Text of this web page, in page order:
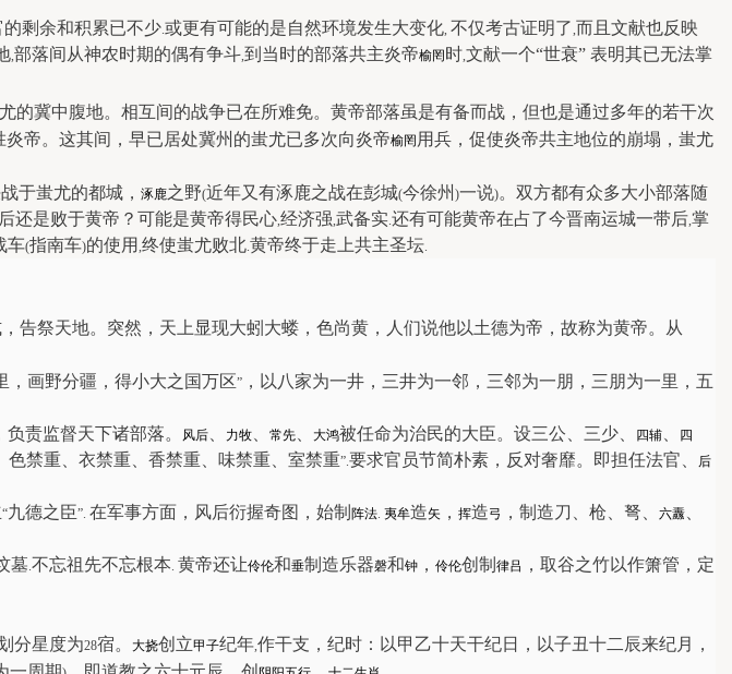
的剩余和积累已不少.或更有可能的是自然环境发生大变化, 不仅考古证明了,而且文献也反映
,部落间从神农时期的偶有争斗,到当时的部落共主炎帝榆罔 时,文献一个“世衰” 表明其已无法掌
的冀中腹地。相互间的战争已在所难免。黄帝部落虽是有备而战，但也是通过多年的若干次
帝。这其间，早已居处冀州的蚩尤已多次向炎帝榆罔 用兵，促使炎帝共主地位的崩塌，蚩尤
于蚩尤的都城， 涿鹿之野(近年又有涿鹿之战在彭城(今徐州 )一说)。双方都有众多大小部落随
还是败于黄帝？可能是黄帝得民心,经济强,武备实.还有可能黄帝在占了今晋南运城一带后,掌
车(指南车)的使用 ,终使蚩尤败北.黄帝终于走上共主圣坛.
告祭天地。突然，天上显现大蚓大蝼，色尚黄，人们说他以土德为帝，故称为黄帝。从
，画野分疆，得小大之国万区” ，以八家为一井，三井为一邻，三邻为一朋，三朋为一里，五
责监督天下诸部落。 风后 力牧 常先 大鸿被任命为治民的大臣。设三公、三少、 四辅
四
色禁重、衣禁重、香禁重、味禁重、室禁重”.要求官员节简朴素，反对奢靡。即担任法官、
后
“九德之臣”. 在军事方面，风后衍握奇图，始制 阵法. 夷牟造矢 ， 挥造弓 ，制造刀、枪、弩、 六纛
墓.不忘祖先不忘根本. 黄帝还让伶伦和垂制造乐器磬和钟 ， 伶伦创制 律吕 ，取谷之竹以作箫管，定
分星度为28宿。 大挠创立甲子纪年,作干支，纪时： 以甲乙十天干纪日，以子丑十二辰来纪月，